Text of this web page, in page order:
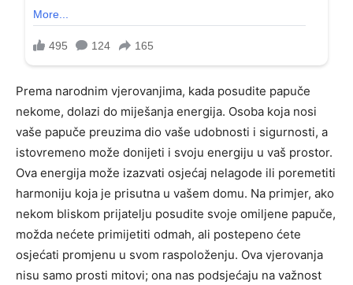
Prema narodnim vjerovanjima, kada posudite papuče
nekome, dolazi do miješanja energija. Osoba koja nosi
vaše papuče preuzima dio vaše udobnosti i sigurnosti, a
istovremeno može donijeti i svoju energiju u vaš prostor.
Ova energija može izazvati osjećaj nelagode ili poremetiti
harmoniju koja je prisutna u vašem domu. Na primjer, ako
nekom bliskom prijatelju posudite svoje omiljene papuče,
možda nećete primijetiti odmah, ali postepeno ćete
osjećati promjenu u svom raspoloženju. Ova vjerovanja
nisu samo prosti mitovi; ona nas podsjećaju na važnost